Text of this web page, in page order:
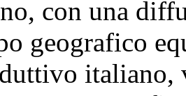
con una
geografico
italiano,